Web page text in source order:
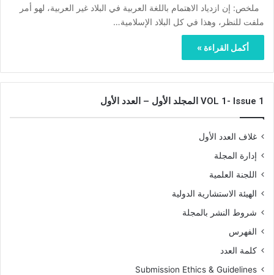
ملخص: إن ازدياد الاهتمام باللغة العربية في البلاد غير العربية، لهو أمر
ملفت للنظر، وهذا في كل البلاد الإسلامية…
أكمل القراءة »
VOL 1- Issue 1 المجلد الأول – العدد الأول
غلاف العدد الأول
إدارة المجلة
اللجنة العلمية
الهيئة الاستشارية الدولية
شروط النشر بالمجلة
الفهرس
كلمة العدد
Submission Ethics & Guidelines